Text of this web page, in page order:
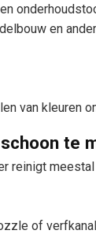
en
van kleuren
te
reinigt
of